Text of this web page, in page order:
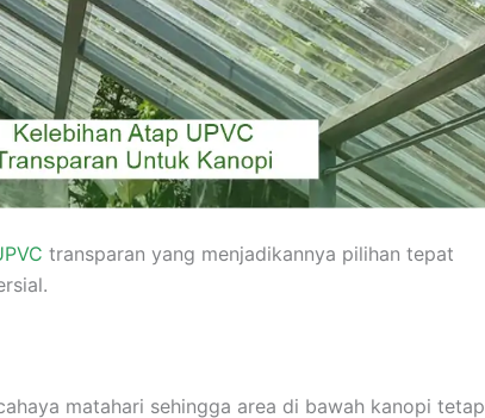
transparan yang menjadikannya pilihan tepat
matahari sehingga area di bawah kanopi tetap